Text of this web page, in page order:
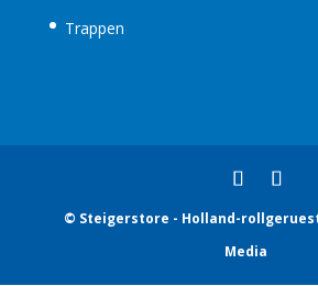
Trappen
© Steigerstore - Holland-
Media